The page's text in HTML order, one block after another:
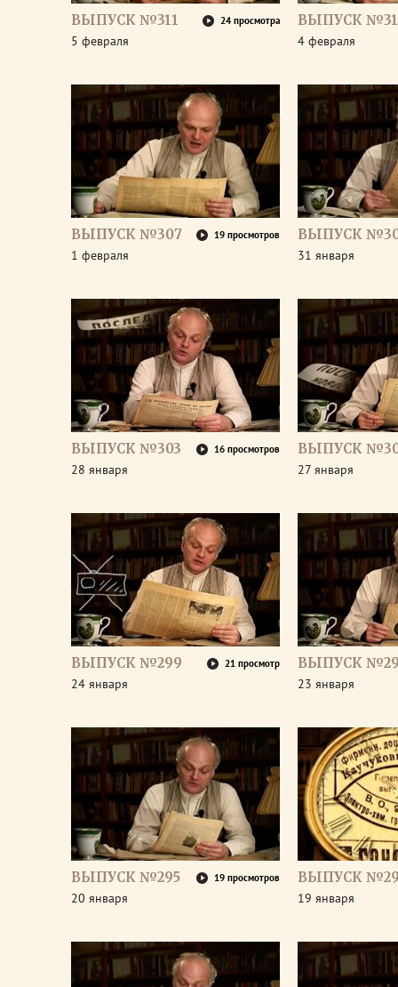
ВЫПУСК №311 24 просмотра
5 февраля
ВЫПУСК
4 февраля
ВЫПУСК №307 19 просмотров
1 февраля
ВЫПУСК
31 января
ВЫПУСК №303 16 просмотров
28 января
ВЫПУСК
27 января
ВЫПУСК №299 21 просмотр
24 января
ВЫПУСК
23 января
ВЫПУСК №295 19 просмотров
20 января
ВЫПУСК
19 января